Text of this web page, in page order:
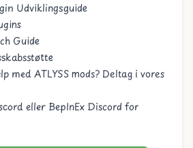
Udviklingsguide
Guide
med ATLYSS mods? Deltag i vores
eller BepInEx Discord for